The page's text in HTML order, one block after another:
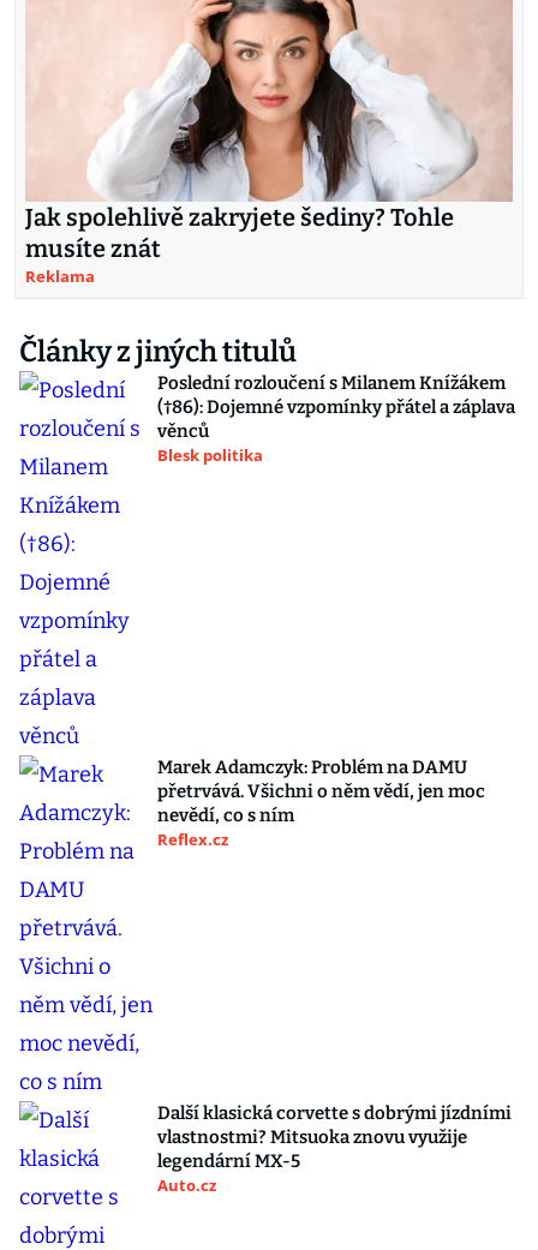
Jak spolehlivě zakryjete šediny? Tohle
musíte znát
Reklama
Články z jiných titulů
Poslední rozloučení s Milanem Knížákem
(†86): Dojemné vzpomínky přátel a záplava
věnců
Blesk politika
Marek Adamczyk: Problém na DAMU
přetrvává. Všichni o něm vědí, jen moc
nevědí, co s ním
Reflex.cz
Další klasická corvette s dobrými jízdními
vlastnostmi? Mitsuoka znovu využije
legendární MX-5
Auto.cz